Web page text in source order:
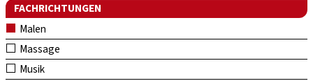
FACHRICHTUNGEN
Malen
Massage
Musik